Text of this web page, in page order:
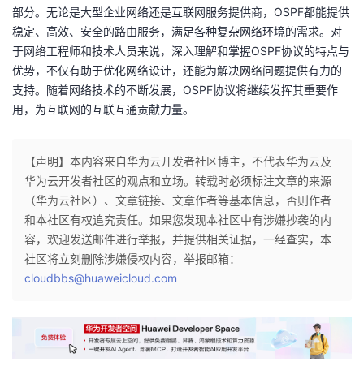
部分。无论是大型企业网络还是互联网服务提供商，OSPF都能提供
稳定、高效、安全的路由服务，满足各种复杂网络环境的需求。对
于网络工程师和技术人员来说，深入理解和掌握OSPF协议的特点与
优势，不仅有助于优化网络设计，还能为解决网络问题提供有力的
支持。随着网络技术的不断发展，OSPF协议将继续发挥其重要作
用，为互联网的互联互通贡献力量。
【声明】本内容来自华为云开发者社区博主，不代表华为云及
华为云开发者社区的观点和立场。转载时必须标注文章的来源
（华为云社区）、文章链接、文章作者等基本信息，否则作者
和本社区有权追究责任。如果您发现本社区中有涉嫌抄袭的内
容，欢迎发送邮件进行举报，并提供相关证据，一经查实，本
社区将立刻删除涉嫌侵权内容，举报邮箱：
cloudbbs@huaweicloud.com